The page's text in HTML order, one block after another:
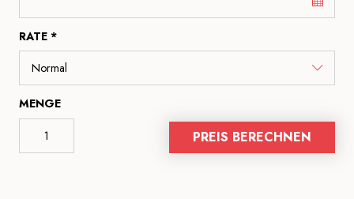
RATE *
MENGE
PREIS BERECHNEN